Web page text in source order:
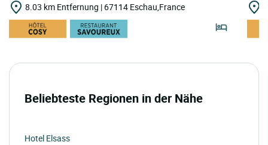
8.03 km Entfernung | 67114 Eschau,France
Beliebteste Regionen in der Nähe
Hotel Elsass